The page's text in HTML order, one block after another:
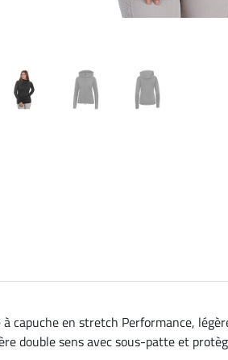
à capuche en stretch Performance,
double sens avec sous-patte et